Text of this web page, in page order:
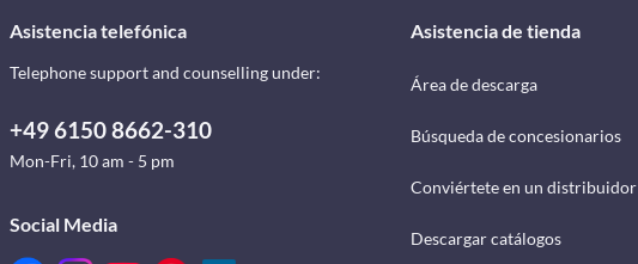
Asistencia telefónica
Telephone support and counselling under:
+49 6150 8662-310
Mon-Fri, 10 am - 5 pm
Social Media
Asistencia de tienda
Área de descarga
Búsqueda de concesionarios
Conviértete en un distribuidor
Descargar catálogos